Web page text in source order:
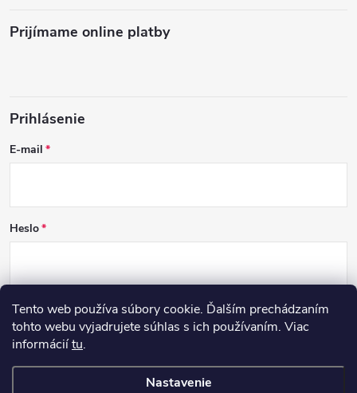
Tento web používa súbory cookie. Ďalším prechádzaním
tohto webu vyjadrujete súhlas s ich používaním. Viac
informáciítu.
Nastavenie
Prijímame online platby
Prihlásenie
E-mail
Heslo
PRIHLÁSIŤ SA